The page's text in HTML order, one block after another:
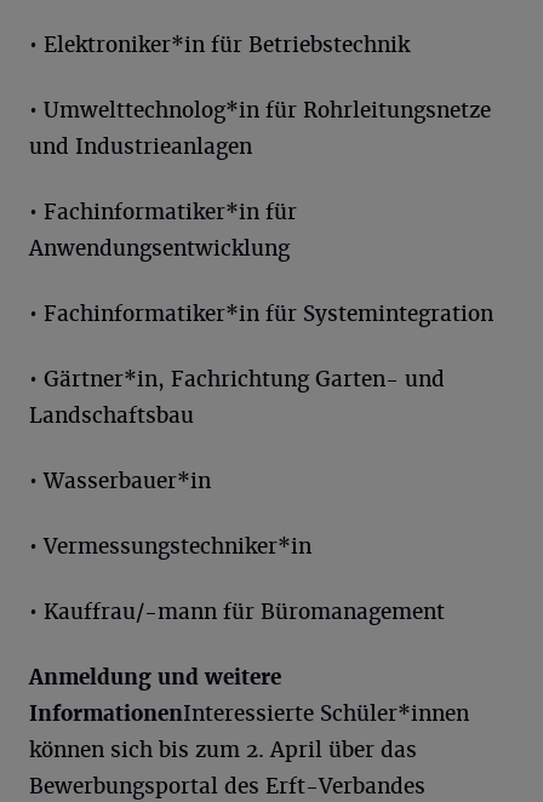
• Elektroniker*in für Betriebstechnik
• Umwelttechnolog*in für Rohrleitungsnetze
und Industrieanlagen
• Fachinformatiker*in für
Anwendungsentwicklung
• Fachinformatiker*in für Systemintegration
• Gärtner*in, Fachrichtung Garten- und
Landschaftsbau
• Wasserbauer*in
• Vermessungstechniker*in
• Kauffrau/-mann für Büromanagement
Anmeldung und weitere
InformationenInteressierte Schüler*innen
können sich bis zum 2. April über das
Bewerbungsportal des Erft-Verbandes